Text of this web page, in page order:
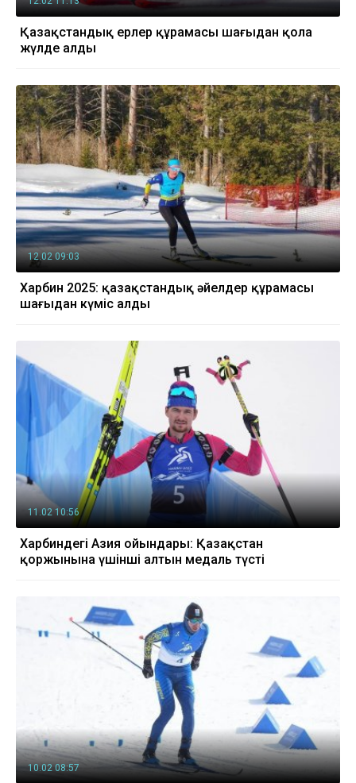
Қазақстандық ерлер құрамасы шаңғыдан қола
жүлде алды
12.02 09:03
Харбин 2025: қазақстандық әйелдер құрамасы
шаңғыдан күміс алды
11.02 10:56
Харбиндегі Азия ойындары: Қазақстан
қоржынына үшінші алтын медаль түсті
10.02 08:57